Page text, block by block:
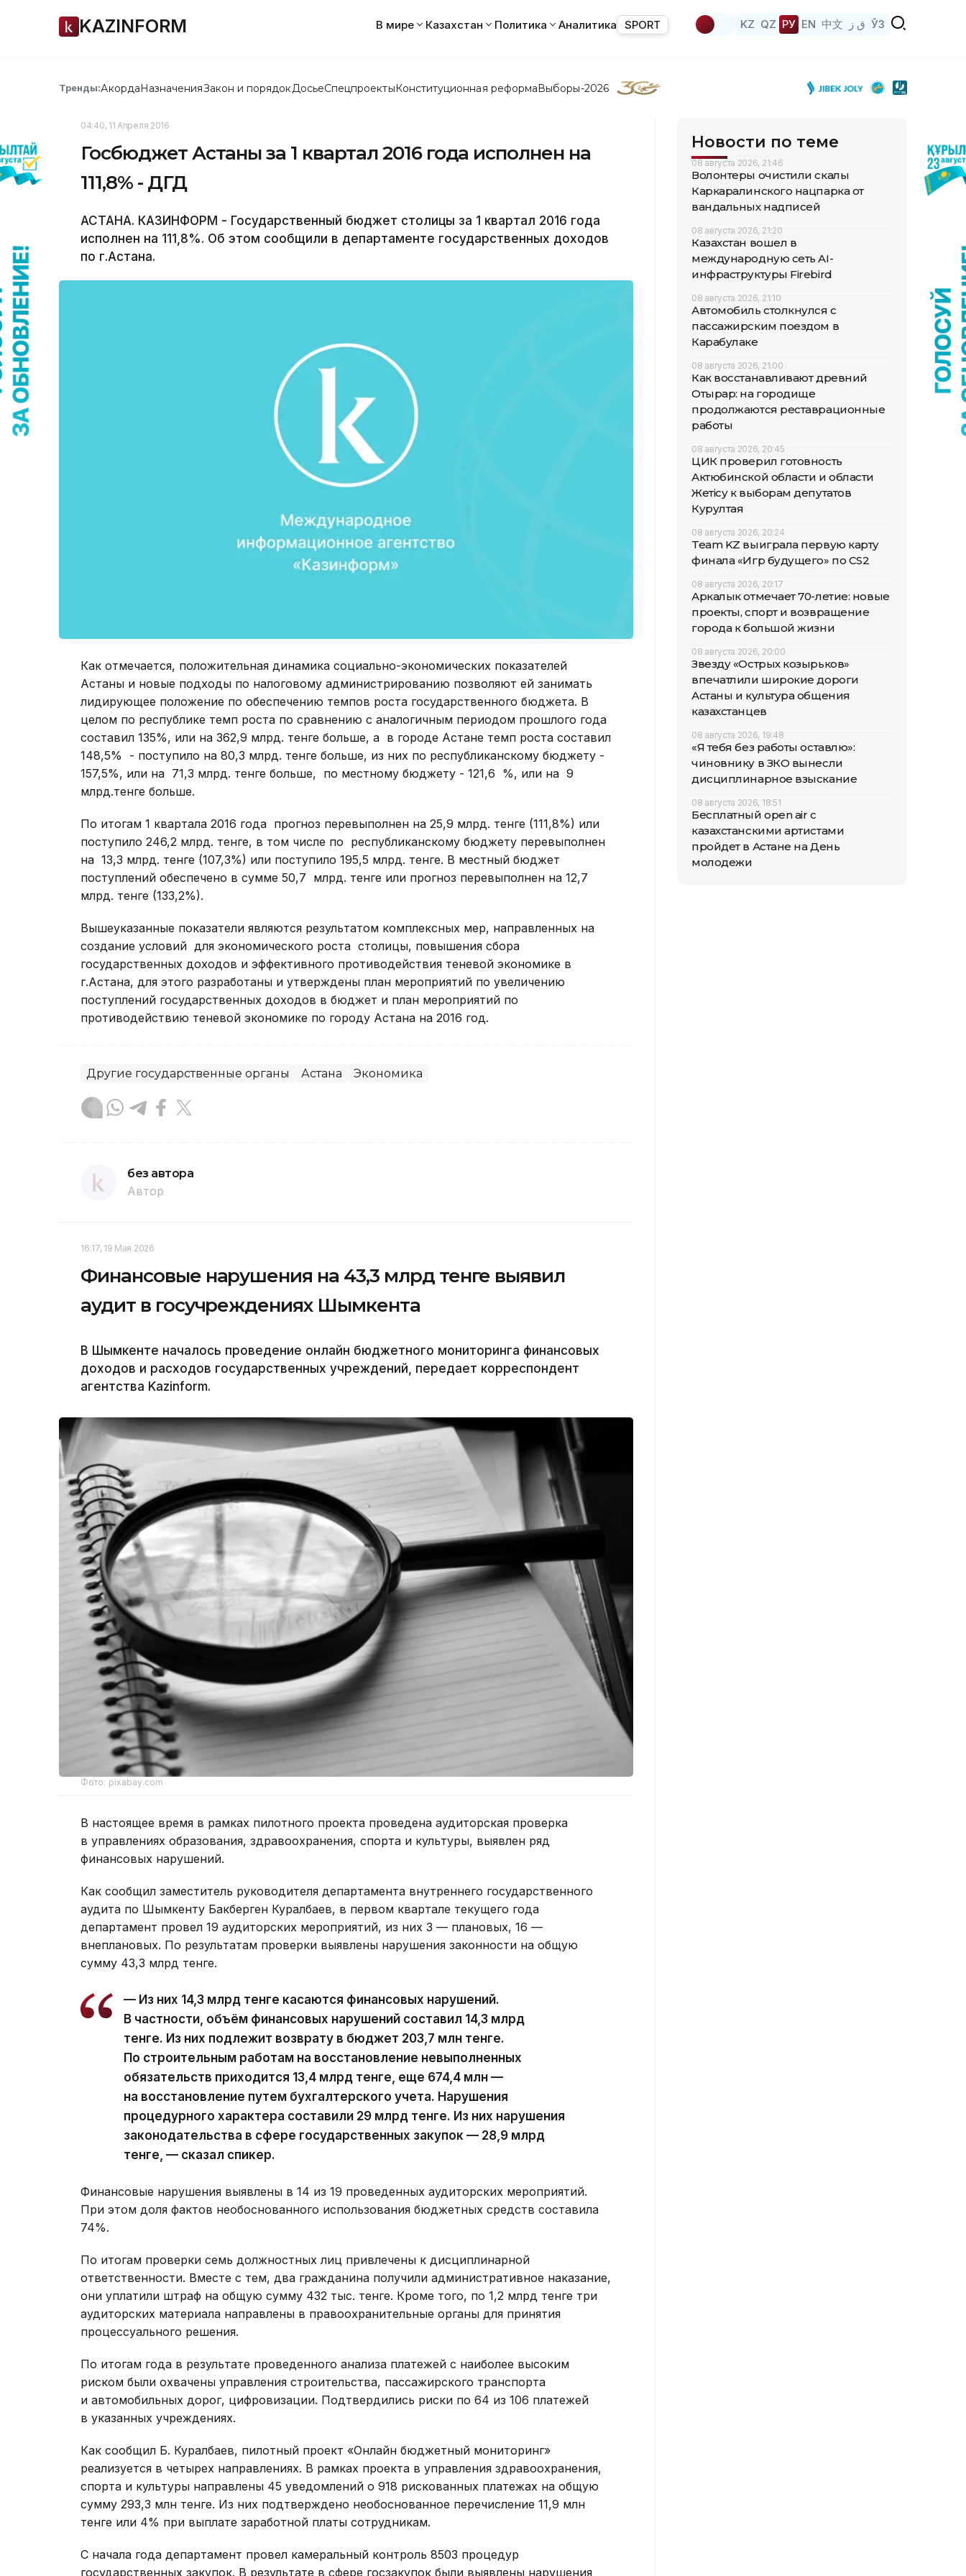
KAZINFORM В мире Казахстан Политика Аналитика SPORT KZ QZ РУ EN 中文 ق ز ЎЗ
Тренды:АкордаНазначенияЗакон и порядок ДосьеСпецпроектыКонституционная реформаВыборы-2026
04:40, 11 Апреля 2016
Госбюджет Астаны за 1 квартал 2016 года исполнен на
111,8% - ДГД
АСТАНА. КАЗИНФОРМ - Государственный бюджет столицы за 1 квартал 2016 года
исполнен на 111,8%. Об этом сообщили в департаменте государственных доходов
по г.Астана.
Как отмечается, положительная динамика социально-экономических показателей
Астаны и новые подходы по налоговому администрированию позволяют ей занимать
лидирующее положение по обеспечению темпов роста государственного бюджета. В
целом по республике темп роста по сравнению с аналогичным периодом прошлого года
составил 135%, или на 362,9 млрд. тенге больше, а в городе Астане темп роста составил
148,5% - поступило на 80,3 млрд. тенге больше, из них по республиканскому бюджету -
157,5%, или на 71,3 млрд. тенге больше, по местному бюджету - 121,6 %, или на 9
млрд.тенге больше.
По итогам 1 квартала 2016 года прогноз перевыполнен на 25,9 млрд. тенге (111,8%) или
поступило 246,2 млрд. тенге, в том числе по республиканскому бюджету перевыполнен
на 13,3 млрд. тенге (107,3%) или поступило 195,5 млрд. тенге. В местный бюджет
поступлений обеспечено в сумме 50,7 млрд. тенге или прогноз перевыполнен на 12,7
млрд. тенге (133,2%).
Вышеуказанные показатели являются результатом комплексных мер, направленных на
создание условий для экономического роста столицы, повышения сбора
государственных доходов и эффективного противодействия теневой экономике в
г.Астана, для этого разработаны и утверждены план мероприятий по увеличению
поступлений государственных доходов в бюджет и план мероприятий по
противодействию теневой экономике по городу Астана на 2016 год.
Другие государственные органы Астана Экономика
без автора
Автор
16:17, 19 Мая 2026
Финансовые нарушения на 43,3 млрд тенге выявил
аудит в госучреждениях Шымкента
В Шымкенте началось проведение онлайн бюджетного мониторинга финансовых
доходов и расходов государственных учреждений, передает корреспондент
агентства Kazinform.
Фото: pixabay.com
В настоящее время в рамках пилотного проекта проведена аудиторская проверка
в управлениях образования, здравоохранения, спорта и культуры, выявлен ряд
финансовых нарушений.
Как сообщил заместитель руководителя департамента внутреннего государственного
аудита по Шымкенту Бакберген Куралбаев, в первом квартале текущего года
департамент провел 19 аудиторских мероприятий, из них 3 — плановых, 16 —
внеплановых. По результатам проверки выявлены нарушения законности на общую
сумму 43,3 млрд тенге.
— Из них 14,3 млрд тенге касаются финансовых нарушений.
В частности, объём финансовых нарушений составил 14,3 млрд
тенге. Из них подлежит возврату в бюджет 203,7 млн тенге.
По строительным работам на восстановление невыполненных
обязательств приходится 13,4 млрд тенге, еще 674,4 млн —
на восстановление путем бухгалтерского учета. Нарушения
процедурного характера составили 29 млрд тенге. Из них нарушения
законодательства в сфере государственных закупок — 28,9 млрд
тенге, — сказал спикер.
Финансовые нарушения выявлены в 14 из 19 проведенных аудиторских мероприятий.
При этом доля фактов необоснованного использования бюджетных средств составила
74%.
По итогам проверки семь должностных лиц привлечены к дисциплинарной
ответственности. Вместе с тем, два гражданина получили административное наказание,
они уплатили штраф на общую сумму 432 тыс. тенге. Кроме того, по 1,2 млрд тенге три
аудиторских материала направлены в правоохранительные органы для принятия
процессуального решения.
По итогам года в результате проведенного анализа платежей с наиболее высоким
риском были охвачены управления строительства, пассажирского транспорта
и автомобильных дорог, цифровизации. Подтвердились риски по 64 из 106 платежей
в указанных учреждениях.
Как сообщил Б. Куралбаев, пилотный проект «Онлайн бюджетный мониторинг»
реализуется в четырех направлениях. В рамках проекта в управления здравоохранения,
спорта и культуры направлены 45 уведомлений о 918 рискованных платежах на общую
сумму 293,3 млн тенге. Из них подтверждено необоснованное перечисление 11,9 млн
тенге или 4% при выплате заработной платы сотрудникам.
С начала года департамент провел камеральный контроль 8503 процедур
государственных закупок. В результате в сфере госзакупок были выявлены нарушения
Новости по теме
08 августа 2026, 21:46
Волонтеры очистили скалы
Каркаралинского нацпарка от
вандальных надписей
08 августа 2026, 21:20
Казахстан вошел в
международную сеть AI-
инфраструктуры Firebird
08 августа 2026, 21:10
Автомобиль столкнулся с
пассажирским поездом в
Карабулаке
08 августа 2026, 21:00
Как восстанавливают древний
Отырар: на городище
продолжаются реставрационные
работы
08 августа 2026, 20:45
ЦИК проверил готовность
Актюбинской области и области
Жетісу к выборам депутатов
Курултая
08 августа 2026, 20:24
Team KZ выиграла первую карту
финала «Игр будущего» по CS2
08 августа 2026, 20:17
Аркалык отмечает 70-летие: новые
проекты, спорт и возвращение
города к большой жизни
08 августа 2026, 20:00
Звезду «Острых козырьков»
впечатлили широкие дороги
Астаны и культура общения
казахстанцев
08 августа 2026, 19:48
«Я тебя без работы оставлю»:
чиновнику в ЗКО вынесли
дисциплинарное взыскание
08 августа 2026, 18:51
Бесплатный open air с
казахстанскими артистами
пройдет в Астане на День
молодежи